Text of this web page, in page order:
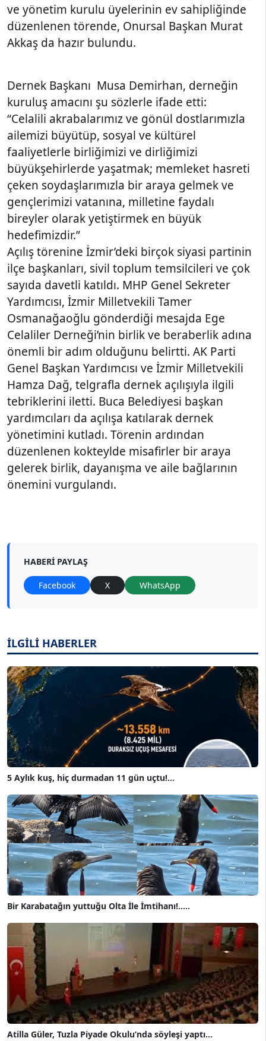
ve yönetim kurulu üyelerinin ev sahipliğinde
düzenlenen törende, Onursal Başkan Murat
Akkaş da hazır bulundu.
Dernek Başkanı Musa Demirhan, derneğin
kuruluş amacını şu sözlerle ifade etti:
“Celalili akrabalarımız ve gönül dostlarımızla
ailemizi büyütüp, sosyal ve kültürel
faaliyetlerle birliğimizi ve dirliğimizi
büyükşehirlerde yaşatmak; memleket hasreti
çeken soydaşlarımızla bir araya gelmek ve
gençlerimizi vatanına, milletine faydalı
bireyler olarak yetiştirmek en büyük
hedefimizdir.”
Açılış törenine İzmir’deki birçok siyasi partinin
ilçe başkanları, sivil toplum temsilcileri ve çok
sayıda davetli katıldı. MHP Genel Sekreter
Yardımcısı, İzmir Milletvekili Tamer
Osmanağaoğlu gönderdiği mesajda Ege
Celaliler Derneği’nin birlik ve beraberlik adına
önemli bir adım olduğunu belirtti. AK Parti
Genel Başkan Yardımcısı ve İzmir Milletvekili
Hamza Dağ, telgrafla dernek açılışıyla ilgili
tebriklerini iletti. Buca Belediyesi başkan
yardımcıları da açılışa katılarak dernek
yönetimini kutladı. Törenin ardından
düzenlenen kokteylde misafirler bir araya
gelerek birlik, dayanışma ve aile bağlarının
önemini vurgulandı.
HABERI PAYLAŞ
Facebook X WhatsApp
İLGİLİ HABERLER
5 Aylık kuş, hiç durmadan 11 gün uçtu!...
Bir Karabatağın yuttuğu Olta İle İmtihanı!.....
Atilla Güler, Tuzla Piyade Okulu’nda söyleşi yaptı...